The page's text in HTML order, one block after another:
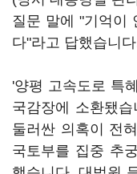
질문 말에 "기억이
다"라고 답했습니
'양평 고속도로 특
국감장에 소환됐
둘러싼 의혹이 전
국토부를 집중 추